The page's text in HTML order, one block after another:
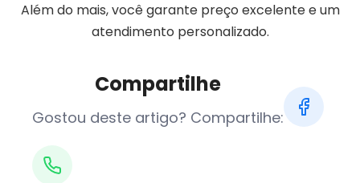
Além do mais, você garante preço excelente e um
atendimento personalizado.
Compartilhe
Gostou deste artigo? Compartilhe: